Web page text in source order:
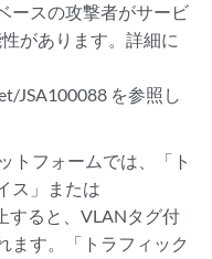
ースの攻撃者がサービ
があります。詳細に
JSA100088 を参照し
トフォームでは、「ト
ス」または
すると、VLANタグ付
ます。「トラフィック